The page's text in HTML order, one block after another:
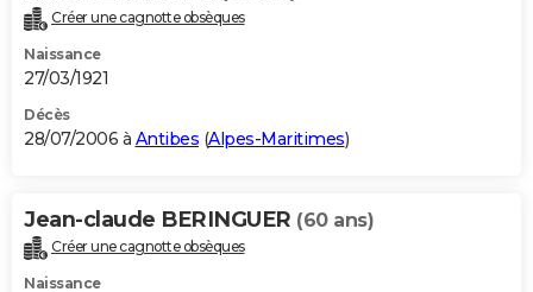
Créer une cagnotte obsèques
Naissance
27/03/1921
Décès
28/07/2006 à Antibes (Alpes-Maritimes)
Jean-claude BERINGUER (60 ans)
Créer une cagnotte obsèques
Naissance